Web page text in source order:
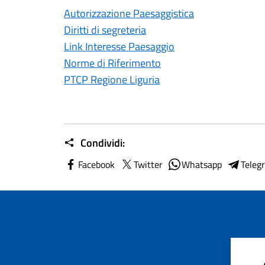
Autorizzazione Paesaggistica
Diritti di segreteria
Link Interesse Paesaggio
Norme di Riferimento
PTCP Regione Liguria
Condividi:
Facebook Twitter Whatsapp